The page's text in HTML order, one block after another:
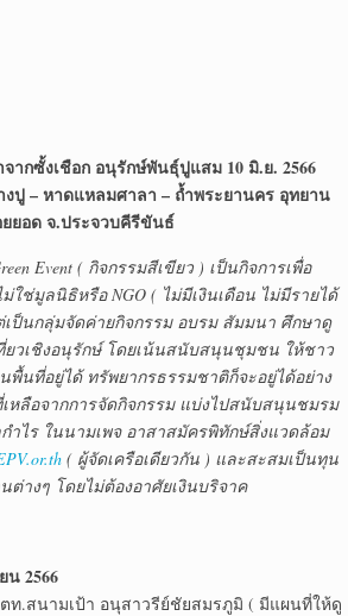
ากซั้งเชือก อนุรักษ์พันธุ์ปูแสม 10 มิ.ย. 2566
ปู – หาดแหลมศาลา – ถ้ำพระยานคร อุทยาน
ยอด จ.ประจวบคีรีขันธ์
Event ( กิจกรรมสีเขียว ) เป็นกิจการเพื่อ
ใช่มูลนิธิหรือ NGO ( ไม่มีเงินเดือน ไม่มีรายได้
เป็นกลุ่มจัดค่ายกิจกรรม อบรม สัมมนา ศึกษาดู
ยวเชิงอนุรักษ์ โดยเน้นสนับสนุนชุมชน ให้ชาว
พื้นที่อยู่ได้ ทรัพยากรธรรมชาติก็จะอยู่ได้อย่าง
หลือจากการจัดกิจกรรม แบ่งไปสนับสนุนชมรม
ำไร ในนามเพจ อาสาสมัครพิทักษ์สิ่งแวดล้อม
( ผู้จัดเครือเดียวกัน ) และสะสมเป็นทุน
ต่างๆ โดยไม่ต้องอาศัยเงินบริจาค
น 2566
ท.สนามเป้า อนุสาวรีย์ชัยสมรภูมิ ( มีแผนที่ให้ดู